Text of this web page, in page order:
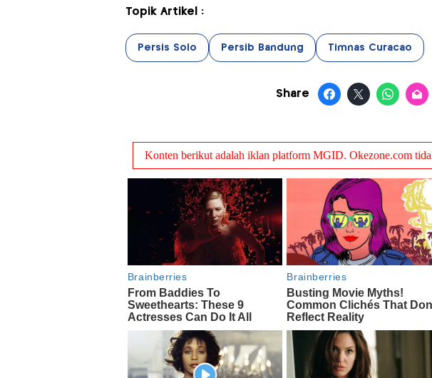
Topik Artikel :
Persis Solo Persib Bandung Timnas Curacao
Share